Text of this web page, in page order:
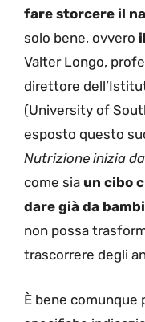
fare storcere il
solo bene, ovvero
Valter Longo,
direttore
(University of
esposto questo
Nutrizione inizia
come sia un cibo
dare già da
non possa
trascorrere degli
È bene comunque